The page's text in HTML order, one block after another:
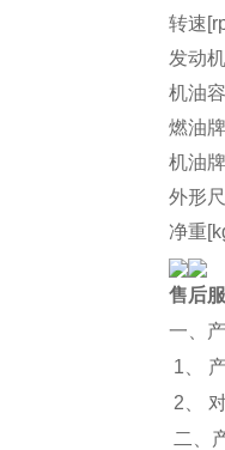
转速
发动
机油
燃油
机油
外形
净重
售后
一、
1、
2、
二、